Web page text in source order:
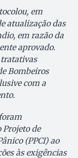
em
atualização das
em razão da
aprovado.
tratativas
Bombeiros
com a
Projeto de
(PPCI) ao
às exigências